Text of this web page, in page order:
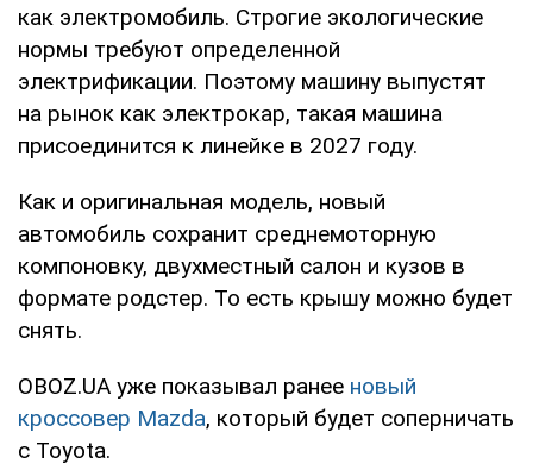
как электромобиль. Строгие экологические
нормы требуют определенной
электрификации. Поэтому машину выпустят
на рынок как электрокар, такая машина
присоединится к линейке в 2027 году.
Как и оригинальная модель, новый
автомобиль сохранит среднемоторную
компоновку, двухместный салон и кузов в
формате родстер. То есть крышу можно будет
снять.
OBOZ.UA уже показывал ранее новый
кроссовер Mazda, который будет соперничать
с Toyota.